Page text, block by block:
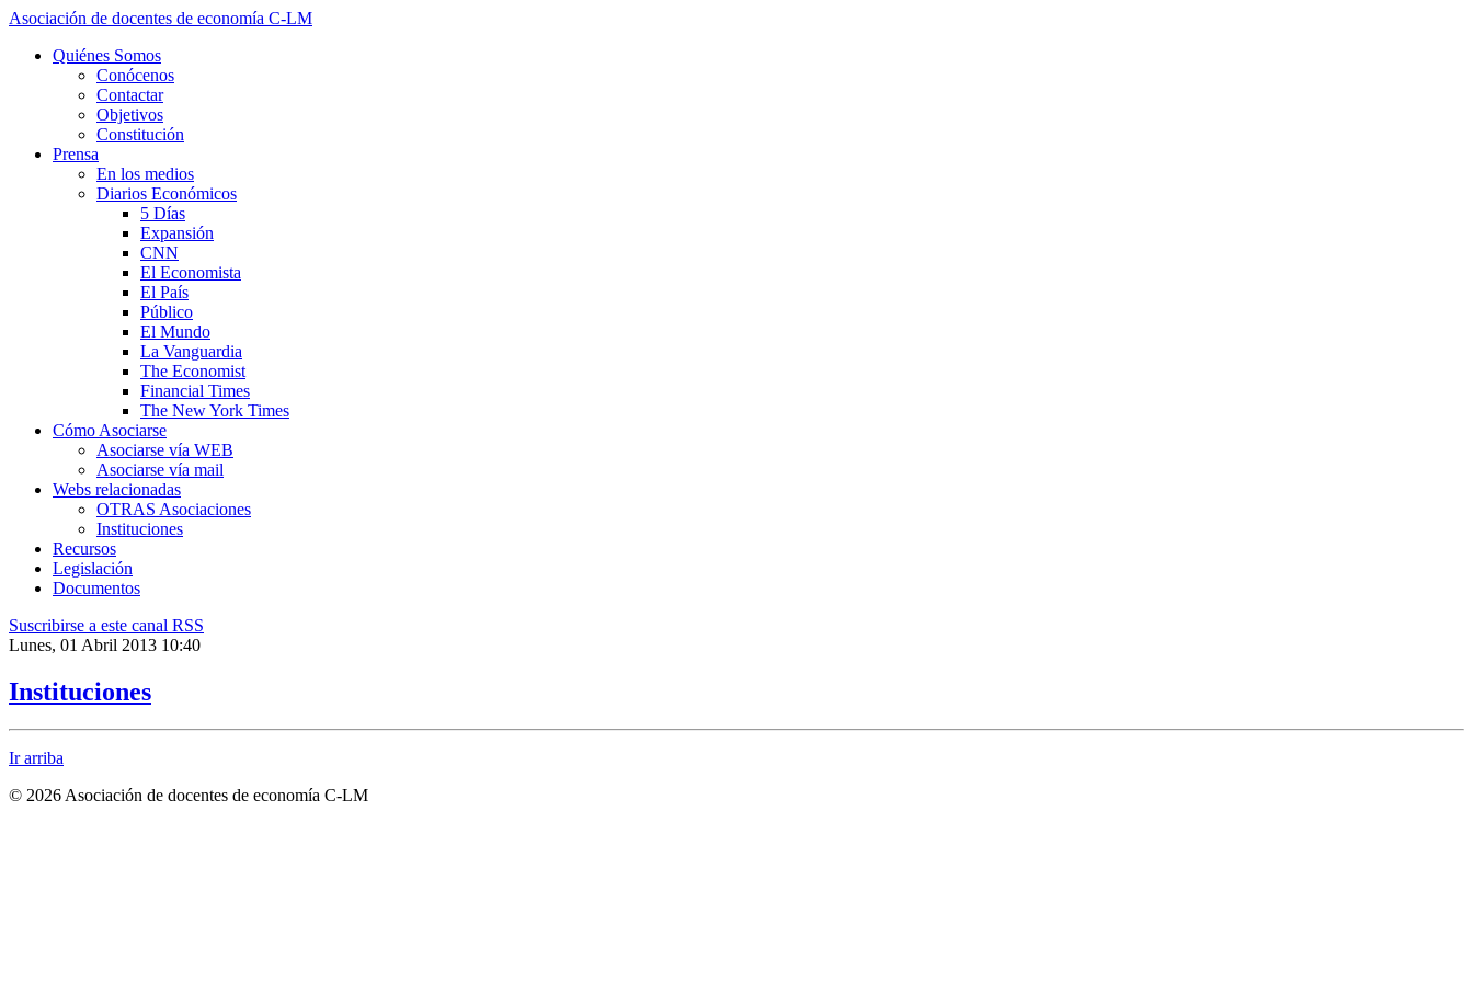
Asociación de docentes de economía C-LM
Quiénes Somos
Conócenos
Contactar
Objetivos
Constitución
Prensa
En los medios
Diarios Económicos
5 Días
Expansión
CNN
El Economista
El País
Público
El Mundo
La Vanguardia
The Economist
Financial Times
The New York Times
Cómo Asociarse
Asociarse vía WEB
Asociarse vía mail
Webs relacionadas
OTRAS Asociaciones
Instituciones
Recursos
Legislación
Documentos
Suscribirse a este canal RSS
Lunes, 01 Abril 2013 10:40
Instituciones
Ir arriba
© 2026 Asociación de docentes de economía C-LM